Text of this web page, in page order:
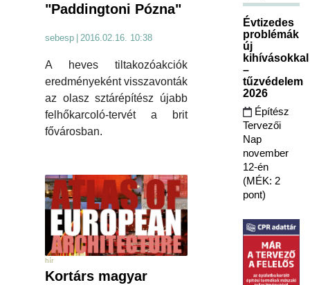
"Paddingtoni Pózna"
sebesp | 2016.02.16. 10:38
A heves tiltakozóakciók
eredményeként visszavonták
az olasz sztárépítész újabb
felhőkarcoló-tervét a brit
fővárosban.
hír
Kortárs magyar
Évtizedes
problémák
új
kihívásokkal
–
tűzvédelem
2026
Építész
Tervezői
Nap
november
12-én
(MÉK: 2
pont)